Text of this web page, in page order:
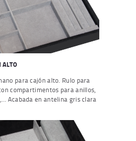
ALTO
para cajón alto. Rulo para
compartimentos para anillos,
Acabada en antelina gris clara